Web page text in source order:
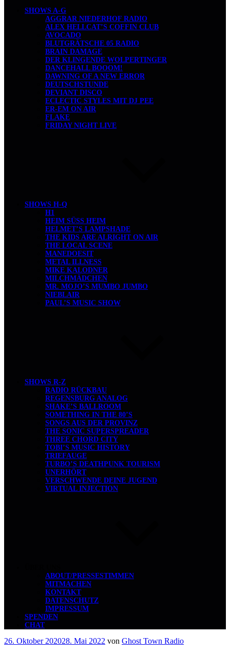
SHOWS A-G
AGGRAR NIEDERHOF RADIO
ALEX HELLCAT’S COFFIN CLUB
AVOCADO
BLUTGRÄTSCHE 05 RADIO
BRAIN DAMAGE
DER KLINGENDE WOLPERTINGER
DANCEHALL BOOOM!
DAWNING OF A NEW ERROR
DEUTSCHSTUNDE
DEVIANT DISCO
ECLECTIC STYLES MIT DJ PEE
ER-EM ON AIR
FLAKE
FRIDAY NIGHT LIVE
SHOWS H-Q
H1
HEIM SÜSS HEIM
HELMET’S LAMPSHADE
THE KIDS ARE ALRIGHT ON AIR
THE LOCAL SCENE
MANEDOESIT
METAL ILLNESS
MIKE KALODNER
MILCHMÄDCHEN
MR. MOJO’S MUMBO JUMBO
NIEBLAIR
PAUL’S MUSIC SHOW
SHOWS R-Z
RADIO RÜCKBAU
REGENSBURG ANALOG
SHAKE’S BALLROOM
SOMETHING IN THE 80’S
SONGS AUS DER PROVINZ
THE SONIC SUPERSPREADER
THREE CHORD CITY
TOBI’S MUSIC HISTORY
TRIEFAUGE
TURBO’S DEATHPUNK TOURISM
UNERHÖRT
VERSCHWENDE DEINE JUGEND
VIRTUAL INJECTION
ABOUT/PRESSESTIMMEN
MITMACHEN
KONTAKT
DATENSCHUTZ
IMPRESSUM
SPENDEN
CHAT
Veröffentlicht
26. Oktober 202028. Mai 2022 von Ghost Town Radio